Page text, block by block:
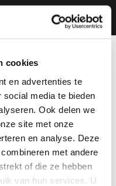
cookies
en advertenties te
media te bieden
Ook delen we
site met onze
en analyse. Deze
met andere
of die ze hebben
van hun services. U